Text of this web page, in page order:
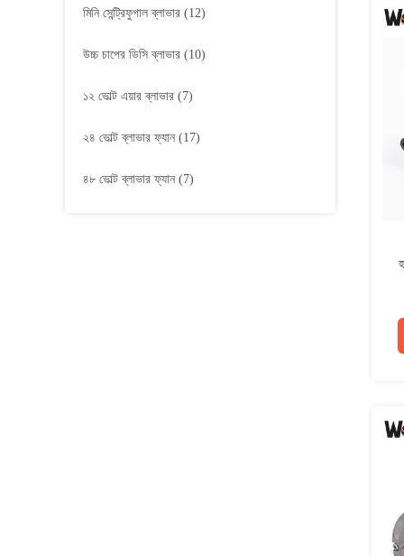
মিনি সেন্ট্রিফুগাল ব্লাভার (12)
উচ্চ চাপের ডিসি ব্লাভার (10)
১২ ভোল্ট এয়ার ব্লাভার (7)
২৪ ভোল্ট ব্লাভার ফ্যান (17)
৪৮ ভোল্ট ব্লাভার ফ্যান (7)